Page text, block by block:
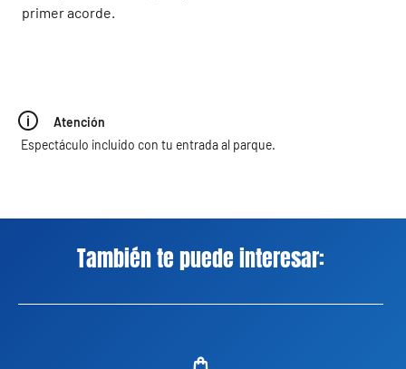
primer acorde.
Atención
Espectáculo incluido con tu entrada al parque.
También te puede interesar: